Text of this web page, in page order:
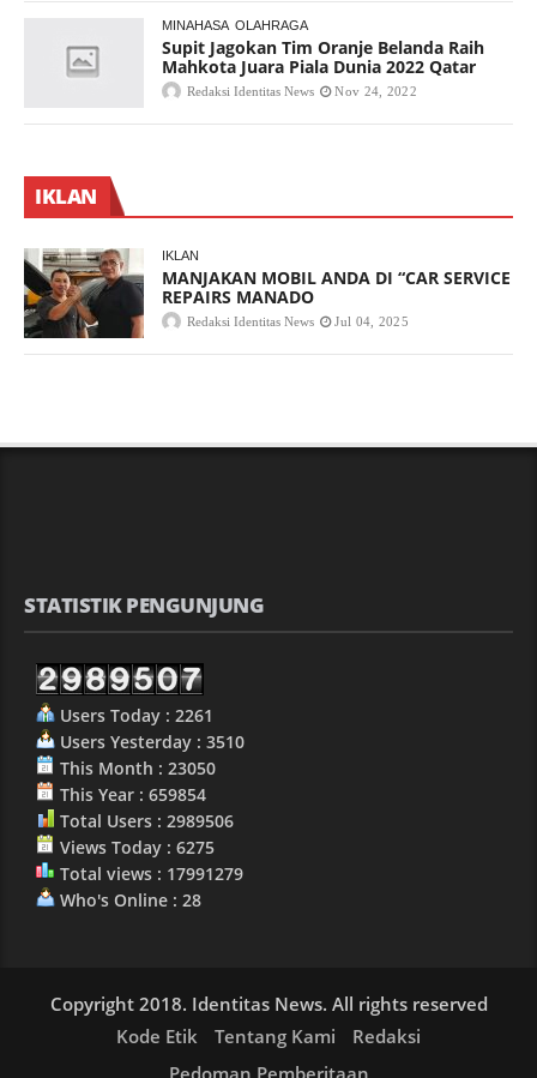
MINAHASA OLAHRAGA
Supit Jagokan Tim Oranje Belanda Raih
Mahkota Juara Piala Dunia 2022 Qatar
Redaksi Identitas News Nov 24, 2022
IKLAN
IKLAN
MANJAKAN MOBIL ANDA DI “CAR SERVICE
REPAIRS MANADO
Redaksi Identitas News Jul 04, 2025
STATISTIK PENGUNJUNG
Users Today : 2261
Users Yesterday : 3510
This Month : 23050
This Year : 659854
Total Users : 2989506
Views Today : 6275
Total views : 17991279
Who's Online : 28
Copyright 2018. Identitas News. All rights reserved
Kode Etik
Tentang Kami
Redaksi
Pedoman Pemberitaan